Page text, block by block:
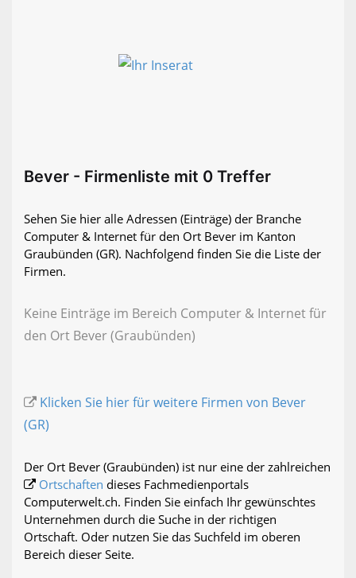
Bever - Firmenliste mit 0 Treffer
Sehen Sie hier alle Adressen (Einträge) der Branche
Computer & Internet für den Ort Bever im Kanton
Graubünden (GR). Nachfolgend finden Sie die Liste der
Firmen.
Keine Einträge im Bereich Computer & Internet für
den Ort Bever (Graubünden)
Klicken Sie hier für weitere Firmen von Bever
(GR)
Der Ort Bever (Graubünden) ist nur eine der zahlreichen
Ortschaften dieses Fachmedienportals
Computerwelt.ch. Finden Sie einfach Ihr gewünschtes
Unternehmen durch die Suche in der richtigen
Ortschaft. Oder nutzen Sie das Suchfeld im oberen
Bereich dieser Seite.